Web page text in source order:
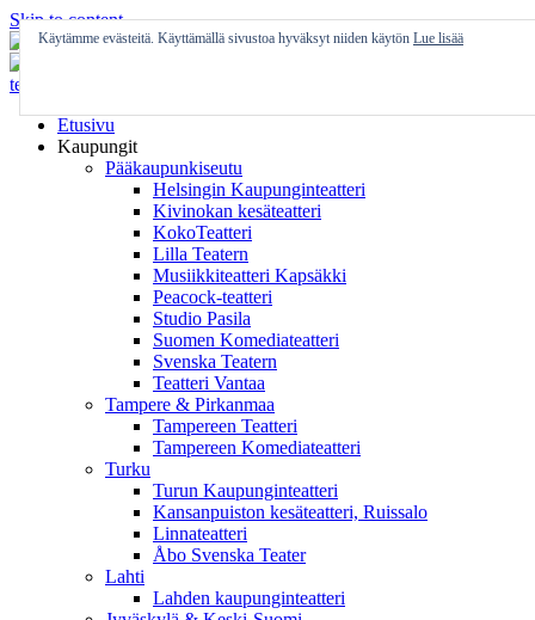
Skip to content
Etusivu
Kaupungit
Pääkaupunkiseutu
Helsingin Kaupunginteatteri
Kivinokan kesäteatteri
KokoTeatteri
Lilla Teatern
Musiikkiteatteri Kapsäkki
Peacock-teatteri
Studio Pasila
Suomen Komediateatteri
Svenska Teatern
Teatteri Vantaa
Tampere & Pirkanmaa
Tampereen Teatteri
Tampereen Komediateatteri
Turku
Turun Kaupunginteatteri
Kansanpuiston kesäteatteri, Ruissalo
Linnateatteri
Åbo Svenska Teater
Lahti
Lahden kaupunginteatteri
Käytämme evästeitä. Käyttämällä sivustoa hyväksyt niiden käytön Lue lisää